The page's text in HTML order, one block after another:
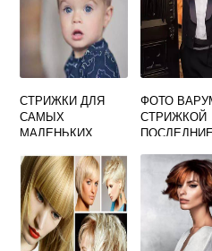
СТРИЖКИ ДЛЯ
САМЫХ
МАЛЕНЬКИХ
ФОТО
ФОТО
СТРИЖКОЙ
ПОСЛЕДНИЕ